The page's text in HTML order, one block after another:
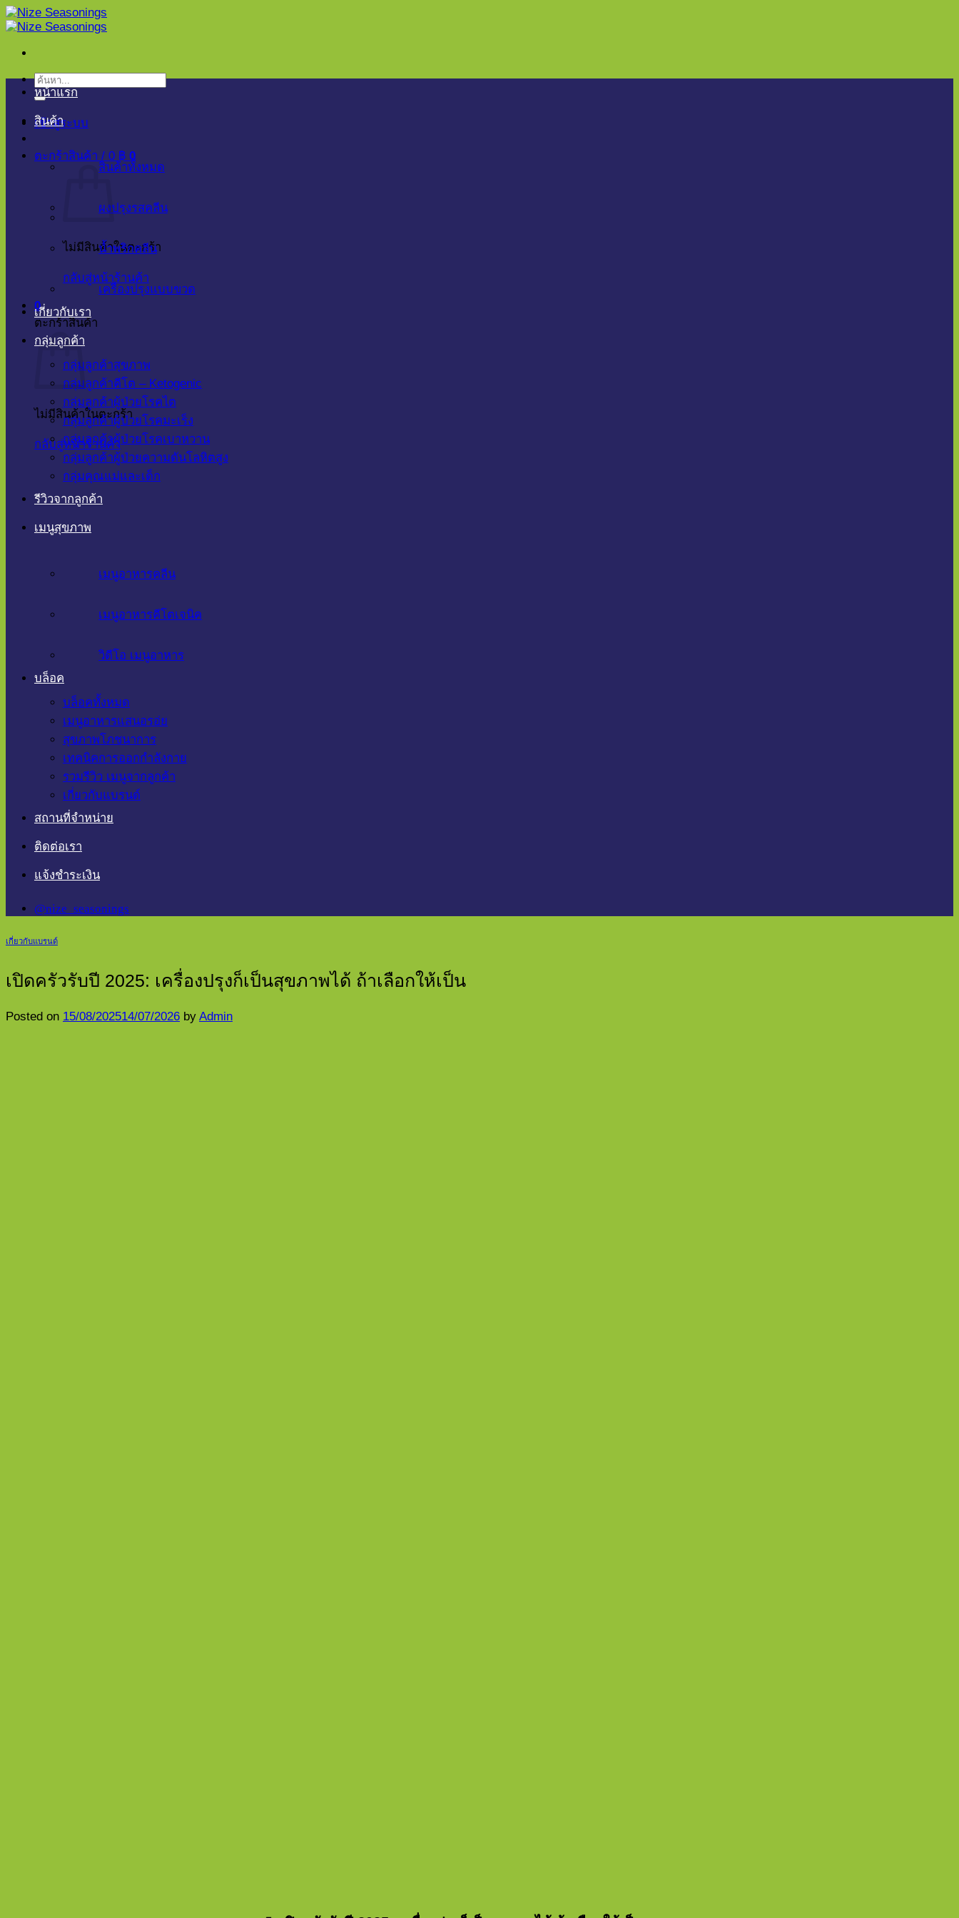
ข้าม
ไป
เนื้อหา
ค้นหา:
เข้าสู่ระบบ
ตะกร้าสินค้า / 0 ฿ 0
ไม่มีสินค้าในตะกร้า
กลับสู่หน้าร้านค้า
0
ตะกร้าสินค้า
ไม่มีสินค้าในตะกร้า
กลับสู่หน้าร้านค้า
หน้าแรก
สินค้า
สินค้าทั้งหมด
ผงปรุงรสคลีน
น้ำพริกคลีน
เครื่องปรุงแบบขวด
เกี่ยวกับเรา
กลุ่มลูกค้า
กลุ่มลูกค้าสุขภาพ
กลุ่มลูกค้าคีโต – Ketogenic
กลุ่มลูกค้าผู้ป่วยโรคไต
กลุ่มลูกค้าผู้ป่วยโรคมะเร็ง
กลุ่มลูกค้าผู้ป่วยโรคเบาหวาน
กลุ่มลูกค้าผู้ป่วยความดันโลหิตสูง
กลุ่มคุณแม่และเด็ก
รีวิวจากลูกค้า
เมนูสุขภาพ
เมนูอาหารคลีน
เมนูอาหารคีโตเจนิค
วิดีโอ เมนูอาหาร
บล็อค
บล็อคทั้งหมด
เมนูอาหารแสนอรอ่ย
สุขภาพโภชนาการ
เทคนิคการออกกำลังกาย
รวมรีวิว เมนูจากลูกค้า
เกี่ยวกับแบรนด์
สถานที่จำหน่าย
ติดต่อเรา
แจ้งชำระเงิน
@nize_seasonings
เกี่ยวกับแบรนด์
เปิดครัวรับปี 2025: เครื่องปรุงก็เป็นสุขภาพได้ ถ้าเลือกให้เป็น
Posted on 15/08/202514/07/2026 by Admin